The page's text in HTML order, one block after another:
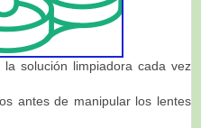
solución limpiadora cada vez
antes de manipular los lentes